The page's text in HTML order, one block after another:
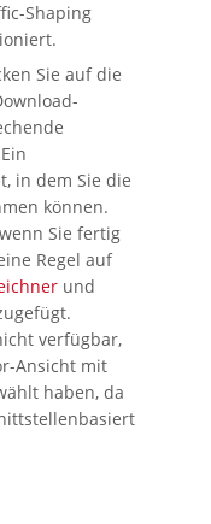
Shaping
Sie auf die
in dem Sie die
können.
Sie fertig
Regel auf
und
verfügbar,
Ansicht mit
haben, da